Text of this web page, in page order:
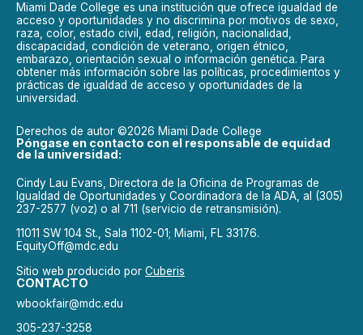
Miami Dade College es una institución que ofrece igualdad de
acceso y oportunidades y no discrimina por motivos de sexo,
raza, color, estado civil, edad, religión, nacionalidad,
discapacidad, condición de veterano, origen étnico,
embarazo, orientación sexual o información genética. Para
obtener más información sobre las políticas, procedimientos y
prácticas de igualdad de acceso y oportunidades de la
universidad.
Derechos de autor ©2026 Miami Dade College
Póngase en contacto con el responsable de equidad
de la universidad:
Cindy Lau Evans, Directora de la Oficina de Programas de
Igualdad de Oportunidades y Coordinadora de la ADA, al (305)
237-2577 (voz) o al 711 (servicio de retransmisión).
11011 SW 104 St., Sala 1102-01; Miami, FL 33176.
EquityOff@mdc.edu
Sitio web producido por Cuberis
CONTACTO
wbookfair@mdc.edu
305-237-3258